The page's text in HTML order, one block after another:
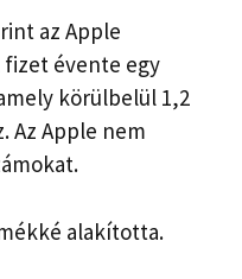
az Apple
évente egy
körülbelül 1,2
Az Apple nem
alakította.